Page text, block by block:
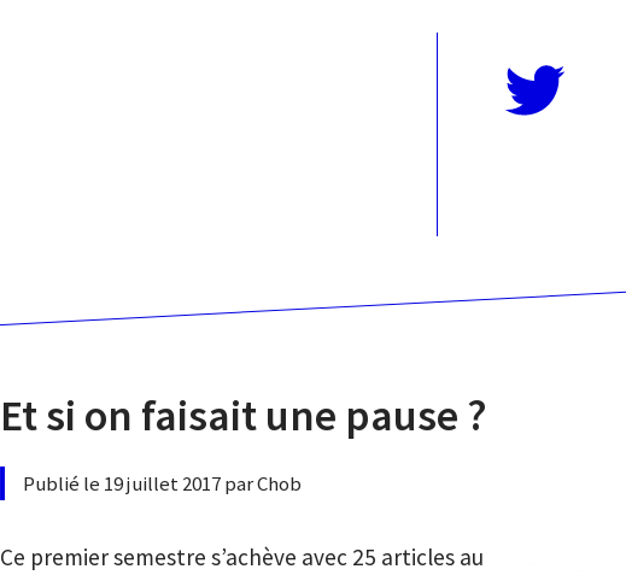
Et si on faisait une pause ?
Publié le 19 juillet 2017 par Chob
Ce premier semestre s’achève avec 25 articles au